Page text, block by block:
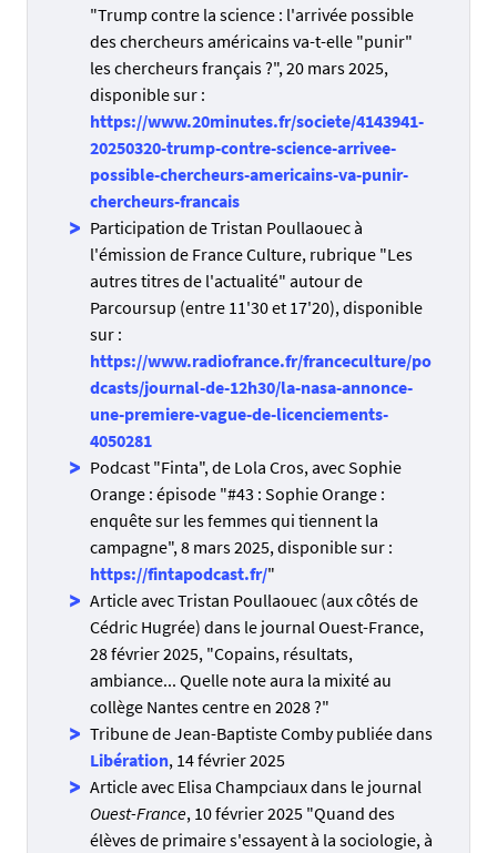
"Trump contre la science : l'arrivée possible
des chercheurs américains va-t-elle "punir"
les chercheurs français ?", 20 mars 2025,
disponible sur :
https://www.20minutes.fr/societe/4143941-
20250320-trump-contre-science-arrivee-
possible-chercheurs-americains-va-punir-
chercheurs-francais
Participation de Tristan Poullaouec à
l'émission de France Culture, rubrique "Les
autres titres de l'actualité" autour de
Parcoursup (entre 11'30 et 17'20), disponible
sur :
https://www.radiofrance.fr/franceculture/po
dcasts/journal-de-12h30/la-nasa-annonce-
une-premiere-vague-de-licenciements-
4050281
Podcast "Finta", de Lola Cros, avec Sophie
Orange : épisode "#43 : Sophie Orange :
enquête sur les femmes qui tiennent la
campagne", 8 mars 2025, disponible sur :
https://fintapodcast.fr/"
Article avec Tristan Poullaouec (aux côtés de
Cédric Hugrée) dans le journal Ouest-France,
28 février 2025, "Copains, résultats,
ambiance... Quelle note aura la mixité au
collège Nantes centre en 2028 ?"
Tribune de Jean-Baptiste Comby publiée dans
Libération, 14 février 2025
Article avec Elisa Champciaux dans le journal
Ouest-France, 10 février 2025 "Quand des
élèves de primaire s'essayent à la sociologie, à